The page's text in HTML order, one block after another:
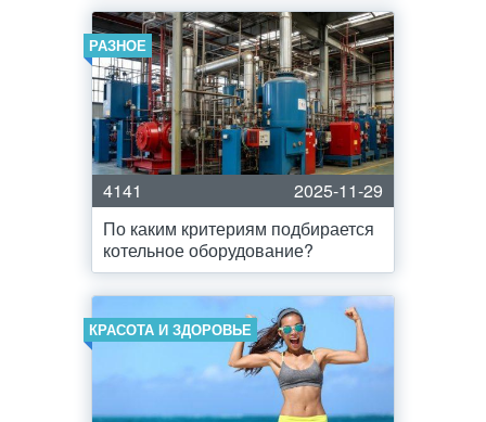
РАЗНОЕ
4141
2025-11-29
По каким критериям подбирается
котельное оборудование?
КРАСОТА И ЗДОРОВЬЕ